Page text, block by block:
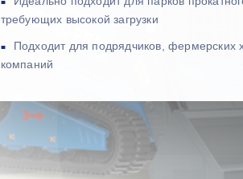
требующих высокой загрузки
Подходит для подрядчиков, фермерских
компаний